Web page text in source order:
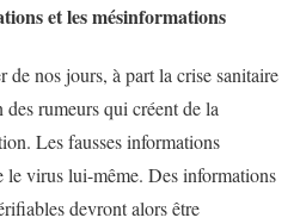
et les mésinformations
de nos jours, à part la crise sanitaire
rumeurs qui créent de la
Les fausses informations
le virus lui-même. Des informations
devront alors être